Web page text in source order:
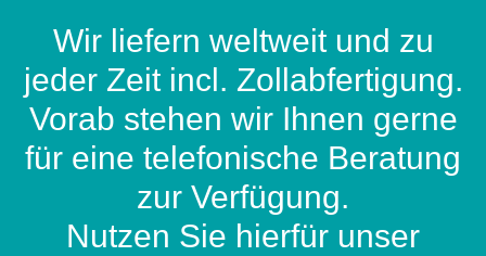
Wir liefern weltweit und zu
jeder Zeit incl. Zollabfertigung.
Vorab stehen wir Ihnen gerne
für eine telefonische Beratung
zur Verfügung.
Nutzen Sie hierfür unser